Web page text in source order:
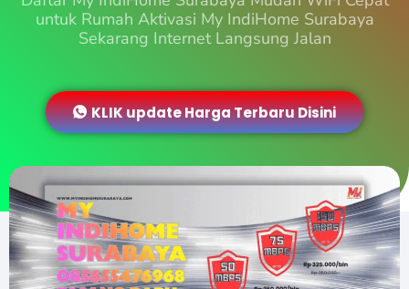
untuk Rumah Aktivasi My IndiHome Surabaya
Sekarang Internet Langsung Jalan
KLIK update Harga Terbaru Disini